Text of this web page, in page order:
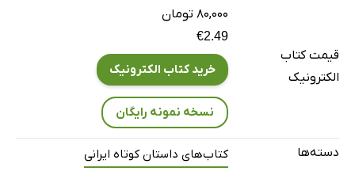
قیمت کتاب
الکترونیک
۸۰,۰۰۰ تومان
€2.49
خرید کتاب الکترونیک
نسخه نمونه رایگان
دسته‌ها کتاب‌های داستان کوتاه ایرانی